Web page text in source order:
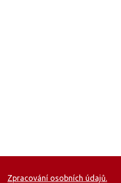
Zpracování osobních údajů.